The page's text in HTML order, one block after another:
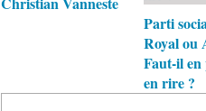
Parti
Royal ou
Faut-il
en rire ?